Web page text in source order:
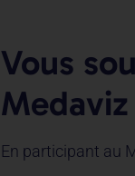
Vous
En participant au